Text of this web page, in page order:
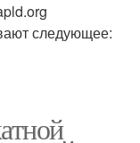
следующее: